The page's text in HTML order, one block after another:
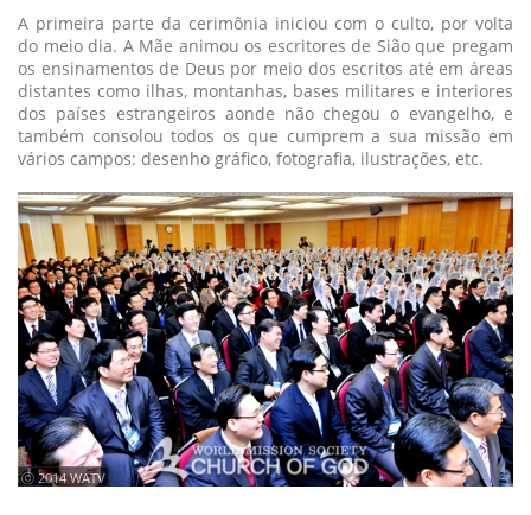
A primeira parte da cerimônia iniciou com o culto, por volta
do meio dia. A Mãe animou os escritores de Sião que pregam
os ensinamentos de Deus por meio dos escritos até em áreas
distantes como ilhas, montanhas, bases militares e interiores
dos países estrangeiros aonde não chegou o evangelho, e
também consolou todos os que cumprem a sua missão em
vários campos: desenho gráfico, fotografia, ilustrações, etc.
ⓒ 2014 WATV